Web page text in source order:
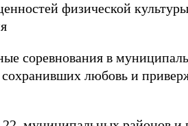
физической
в
любовь и